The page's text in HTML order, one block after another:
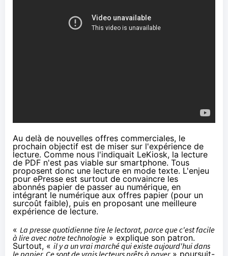
Au delà de nouvelles offres commerciales, le
prochain objectif est de miser sur l'expérience de
lecture. Comme nous l'indiquait LeKiosk, la lecture
de PDF n'est pas viable sur smartphone. Tous
proposent donc une lecture en mode texte. L'enjeu
pour ePresse est surtout de convaincre les
abonnés papier de passer au numérique, en
intégrant le numérique aux offres papier (pour un
surcoût faible), puis en proposant une meilleure
expérience de lecture.
« La presse quotidienne tire le lectorat, parce que c'est facile
à lire avec notre technologie » explique son patron.
Surtout, « il y a un vrai marché qui existe aujourd'hui dans